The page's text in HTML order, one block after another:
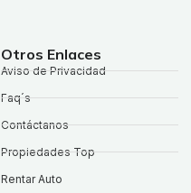
Otros Enlaces
Aviso de Privacidad
Faq´s
Contáctanos
Propiedades Top
Rentar Auto